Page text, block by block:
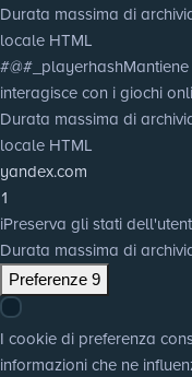
Durata massima di
locale HTML
#@#_playerhash
interagisce con i giochi
Durata massima di
locale HTML
yandex.com
1
iPreserva gli stati
Durata massima di
Preferenze 9
I cookie di preferenza
informazioni che ne